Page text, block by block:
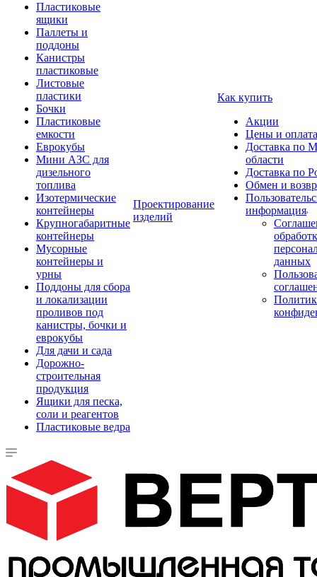
Пластиковые
ящики
Паллеты и
поддоны
Канистры
пластиковые
Листовые
пластики
Бочки
Пластиковые
емкости
Еврокубы
Мини АЗС для
дизельного
топлива
Изотермические
контейнеры
Крупногабаритные
контейнеры
Мусорные
контейнеры и
урны
Поддоны для сбора
и локализации
проливов под
канистры, бочки и
еврокубы
Для дачи и сада
Дорожно-
строительная
продукция
Ящики для песка,
соли и реагентов
Пластиковые ведра
Проектирование
изделий
Как купить
Акции
Цены и оплата
Доставка по
области
Доставка по
Обмен и
информация
данных